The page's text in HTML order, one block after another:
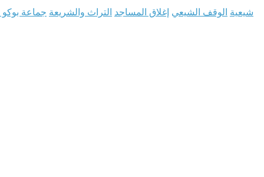
شيعية الوقف الشيعي إغلاق المساجد التراث والشريعة جماعة بوكو